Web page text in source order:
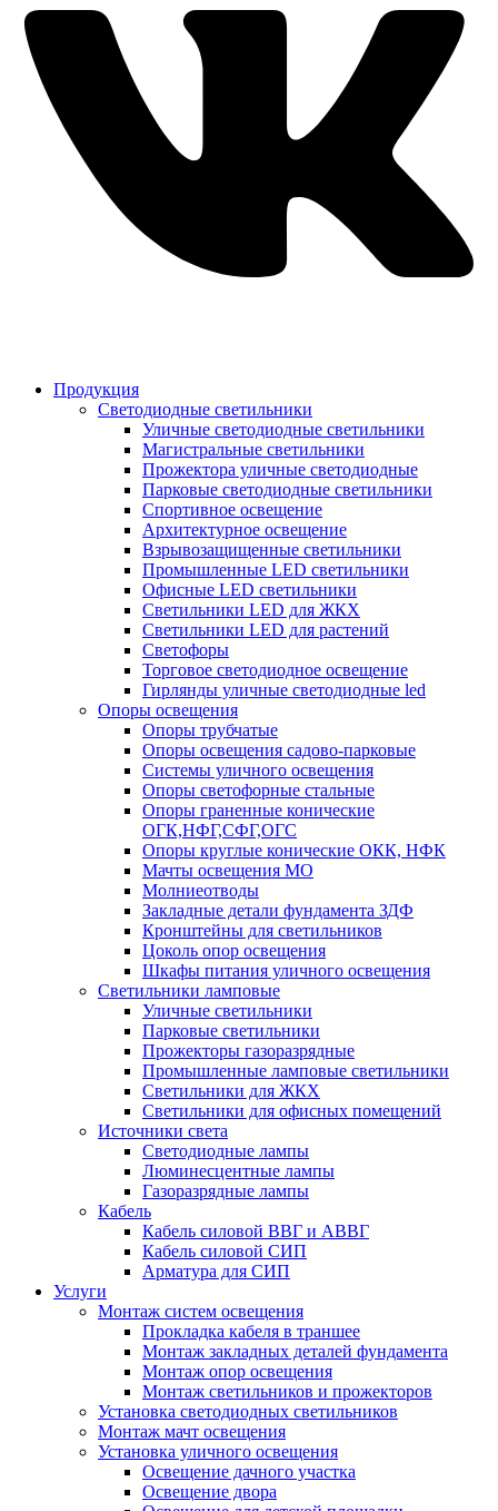
Продукция
Светодиодные светильники
Уличные светодиодные светильники
Магистральные светильники
Прожектора уличные светодиодные
Парковые светодиодные светильники
Спортивное освещение
Архитектурное освещение
Взрывозащищенные светильники
Промышленные LED светильники
Офисные LED светильники
Cветильники LED для ЖКХ
Светильники LED для растений
Светофоры
Торговое светодиодное освещение
Гирлянды уличные светодиодные led
Опоры освещения
Опоры трубчатые
Опоры освещения садово-парковые
Системы уличного освещения
Опоры светофорные стальные
Опоры граненные конические
ОГК,НФГ,СФГ,ОГС
Опоры круглые конические ОКК, НФК
Мачты освещения МО
Молниеотводы
Закладные детали фундамента ЗДФ
Кронштейны для светильников
Цоколь опор освещения
Шкафы питания уличного освещения
Светильники ламповые
Уличные светильники
Парковые светильники
Прожекторы газоразрядные
Промышленные ламповые светильники
Светильники для ЖКХ
Светильники для офисных помещений
Источники света
Светодиодные лампы
Люминесцентные лампы
Газоразрядные лампы
Кабель
Кабель силовой ВВГ и АВВГ
Кабель силовой СИП
Арматура для СИП
Услуги
Монтаж систем освещения
Прокладка кабеля в траншее
Монтаж закладных деталей фундамента
Монтаж опор освещения
Монтаж светильников и прожекторов
Установка светодиодных светильников
Монтаж мачт освещения
Установка уличного освещения
Освещение дачного участка
Освещение двора